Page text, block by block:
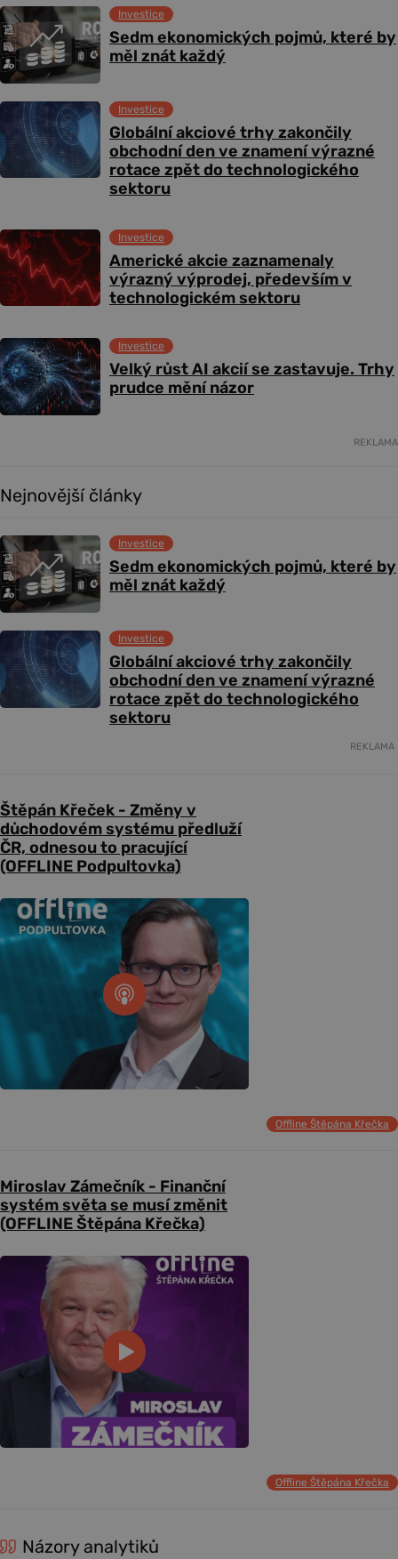
Sedm ekonomických pojmů, které by
měl znát každý
Investice
Globální akciové trhy zakončily
obchodní den ve znamení výrazné
rotace zpět do technologického
sektoru
Investice
Americké akcie zaznamenaly
výrazný výprodej, především v
technologickém sektoru
Investice
Velký růst AI akcií se zastavuje. Trhy
prudce mění názor
Investice
REKLAMA
Nejnovější články
Sedm ekonomických pojmů, které by
měl znát každý
Investice
Globální akciové trhy zakončily
obchodní den ve znamení výrazné
rotace zpět do technologického
sektoru
Investice
REKLAMA
Štěpán Křeček - Změny v
důchodovém systému předluží
ČR, odnesou to pracující
(OFFLINE Podpultovka)
Offline Štěpána Křečka
Miroslav Zámečník - Finanční
systém světa se musí změnit
(OFFLINE Štěpána Křečka)
Offline Štěpána Křečka
Názory analytiků